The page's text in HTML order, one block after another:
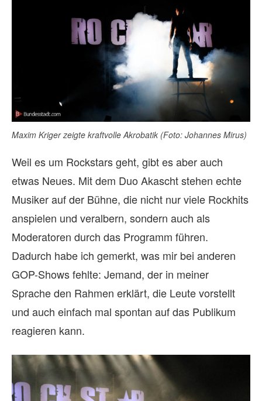
Maxim Kriger zeigte kraftvolle Akrobatik (Foto: Johannes Mirus)
Weil es um Rockstars geht, gibt es aber auch
etwas Neues. Mit dem Duo Akascht stehen echte
Musiker auf der Bühne, die nicht nur viele Rockhits
anspielen und veralbern, sondern auch als
Moderatoren durch das Programm führen.
Dadurch habe ich gemerkt, was mir bei anderen
GOP-Shows fehlte: Jemand, der in meiner
Sprache den Rahmen erklärt, die Leute vorstellt
und auch einfach mal spontan auf das Publikum
reagieren kann.